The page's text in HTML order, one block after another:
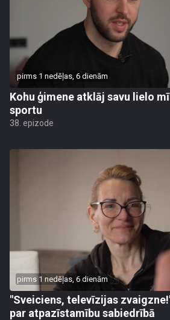
pirms 1 nedēļas, 6 dienām
Kohu ģimene atklāj savu lielo
sportu
38. epizode
pirms 1 nedēļas, 6 dienām
"Sveiciens, televīzijas
par atpazīstamību sabiedrībā